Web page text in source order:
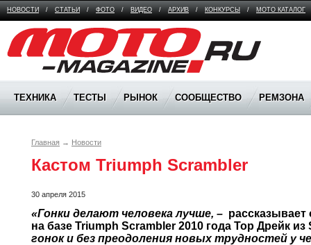
НОВОСТИ / СТАТЬИ / ФОТО / ВИДЕО / АРХИВ / КОНКУРСЫ / МОТО КАТАЛОГ
Moto Magazine
ТЕХНИКА ТЕСТЫ РЫНОК СООБЩЕСТВО РЕМЗОНА
Главная → Новости
Кастом Triumph Scrambler
30 апреля 2015
«Гонки делают человека лучше, –
на базе Triumph Scrambler 2010 года Тор Дрейк
гонок и без преодоления новых трудностей у